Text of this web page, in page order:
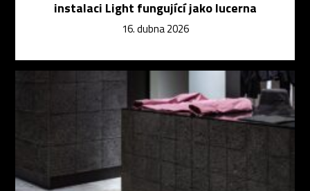
instalaci Light fungující jako lucerna
16. dubna 2026